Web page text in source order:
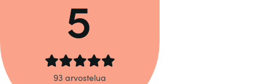
5
93 arvostelua